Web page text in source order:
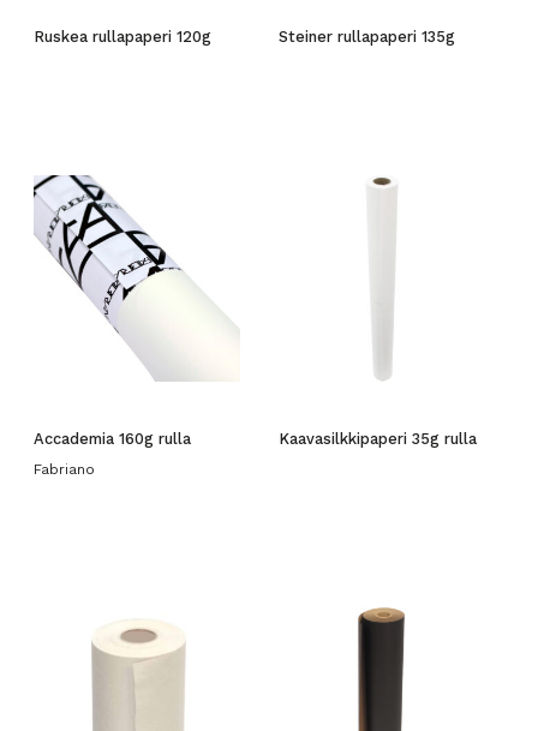
Ruskea rullapaperi 120g Steiner rullapaperi 135g
Accademia 160g rulla
Fabriano
Kaavasilkkipaperi 35g rulla